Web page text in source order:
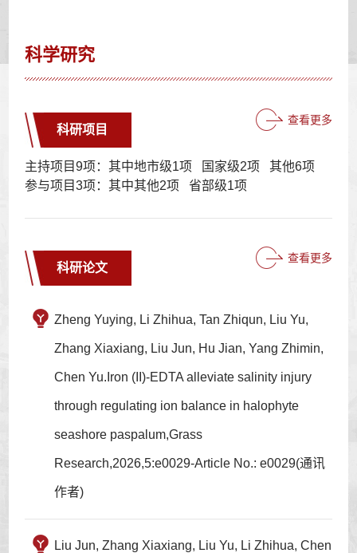
科学研究
科研项目
查看更多
主持项目9项：其中地市级1项 国家级2项 其他6项
参与项目3项：其中其他2项 省部级1项
科研论文
查看更多
Zheng Yuying, Li Zhihua, Tan Zhiqun, Liu Yu,
Zhang Xiaxiang, Liu Jun, Hu Jian, Yang Zhimin,
Chen Yu.Iron (II)-EDTA alleviate salinity injury
through regulating ion balance in halophyte
seashore paspalum,Grass
Research,2026,5:e0029-Article No.: e0029(通讯
作者)
Liu Jun, Zhang Xiaxiang, Liu Yu, Li Zhihua, Chen